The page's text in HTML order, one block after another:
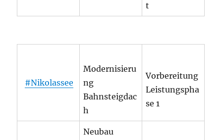
t
#Nikolassee
Modernisieru
ng
Bahnsteigdac
h
Vorbereitung
Leistungspha
se 1
Neubau